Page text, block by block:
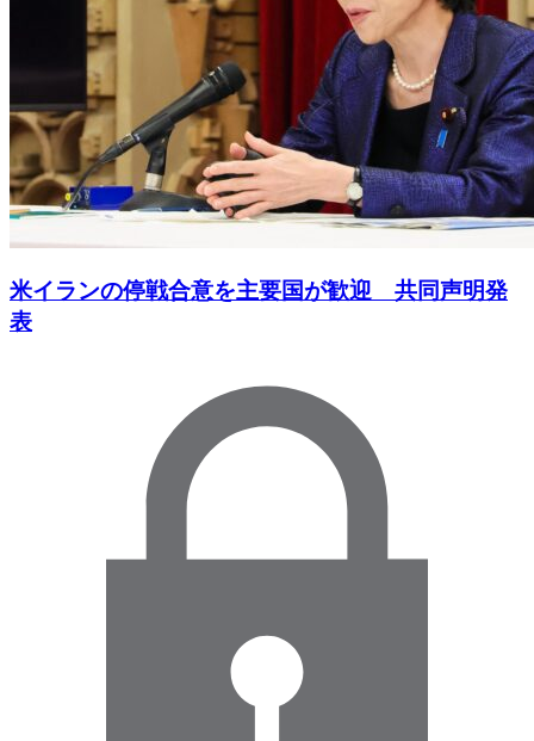
米イランの停戦合意を主要国が歓迎 共同声明発
表